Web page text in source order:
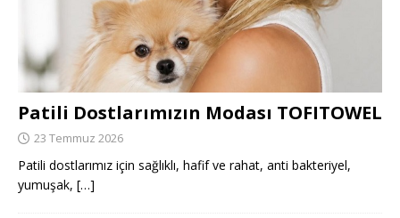
Patili Dostlarımızın Modası TOFITOWEL
23 Temmuz 2026
Patili dostlarımız için sağlıklı, hafif ve rahat, anti bakteriyel,
yumuşak, […]